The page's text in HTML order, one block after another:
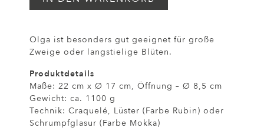
Olga ist besonders gut geeignet für große
Zweige oder langstielige Blüten.
Produktdetails
Maße: 22 cm x Ø 17 cm, Öffnung – Ø 8,5 cm
Gewicht: ca. 1100 g
Technik: Craquelé, Lüster (Farbe Rubin) oder
Schrumpfglasur (Farbe Mokka)